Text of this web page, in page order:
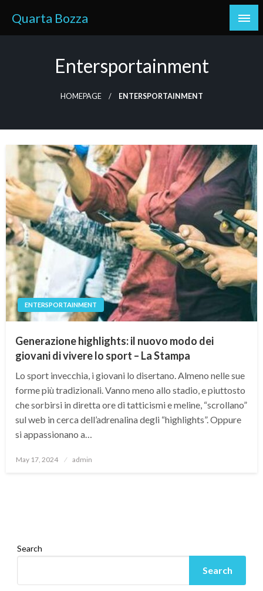
content
Quarta Bozza
Entersportainment
HOMEPAGE ENTERSPORTAINMENT
ENTERSPORTAINMENT
Generazione highlights: il nuovo modo dei
giovani di vivere lo sport – La Stampa
Lo sport invecchia, i giovani lo disertano. Almeno nelle sue
forme più tradizionali. Vanno meno allo stadio, e piuttosto
che sorbirsi in diretta ore di tatticismi e meline, “scrollano”
sul web in cerca dell’adrenalina degli “highlights”. Oppure
si appassionano a…
Posted
May 17, 2024 admin
Search
Search